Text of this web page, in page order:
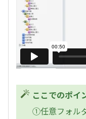
ここでのポイ
①任意フォル